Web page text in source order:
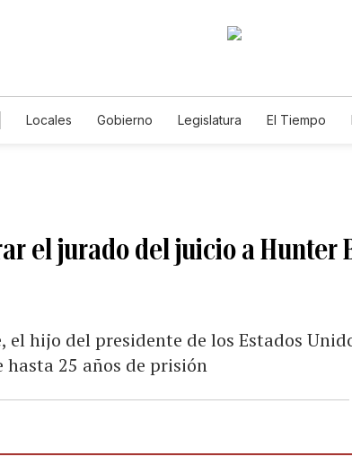
Locales Gobierno Legislatura El Tiempo
el jurado del juicio a Hunter
el hijo del presidente de los Estados
hasta 25 años de prisión